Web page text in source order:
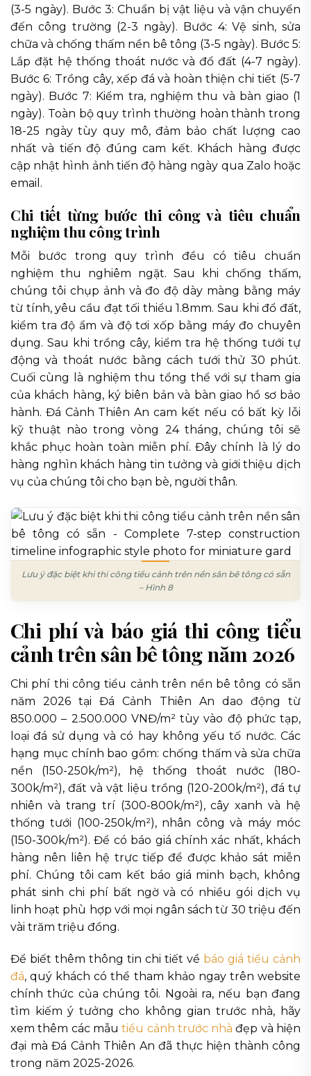
(3-5 ngày). Bước 3: Chuẩn bị vật liệu và vận chuyển
đến công trường (2-3 ngày). Bước 4: Vệ sinh, sửa
chữa và chống thấm nền bê tông (3-5 ngày). Bước 5:
Lắp đặt hệ thống thoát nước và đổ đất (4-7 ngày).
Bước 6: Trồng cây, xếp đá và hoàn thiện chi tiết (5-7
ngày). Bước 7: Kiểm tra, nghiệm thu và bàn giao (1
ngày). Toàn bộ quy trình thường hoàn thành trong
18-25 ngày tùy quy mô, đảm bảo chất lượng cao
nhất và tiến độ đúng cam kết. Khách hàng được
cập nhật hình ảnh tiến độ hàng ngày qua Zalo hoặc
email.
Chi tiết từng bước thi công và tiêu chuẩn
nghiệm thu công trình
Mỗi bước trong quy trình đều có tiêu chuẩn
nghiệm thu nghiêm ngặt. Sau khi chống thấm,
chúng tôi chụp ảnh và đo độ dày màng bằng máy
từ tính, yêu cầu đạt tối thiểu 1.8mm. Sau khi đổ đất,
kiểm tra độ ẩm và độ tơi xốp bằng máy đo chuyên
dụng. Sau khi trồng cây, kiểm tra hệ thống tưới tự
động và thoát nước bằng cách tưới thử 30 phút.
Cuối cùng là nghiệm thu tổng thể với sự tham gia
của khách hàng, ký biên bản và bàn giao hồ sơ bảo
hành. Đá Cảnh Thiên An cam kết nếu có bất kỳ lỗi
kỹ thuật nào trong vòng 24 tháng, chúng tôi sẽ
khắc phục hoàn toàn miễn phí. Đây chính là lý do
hàng nghìn khách hàng tin tưởng và giới thiệu dịch
vụ của chúng tôi cho bạn bè, người thân.
Lưu ý đặc biệt khi thi công tiểu cảnh trên nền sân bê tông có sẵn
– Hình 8
Chi phí và báo giá thi công tiểu
cảnh trên sân bê tông năm 2026
Chi phí thi công tiểu cảnh trên nền bê tông có sẵn
năm 2026 tại Đá Cảnh Thiên An dao động từ
850.000 – 2.500.000 VNĐ/m² tùy vào độ phức tạp,
loại đá sử dụng và có hay không yếu tố nước. Các
hạng mục chính bao gồm: chống thấm và sửa chữa
nền (150-250k/m²), hệ thống thoát nước (180-
300k/m²), đất và vật liệu trồng (120-200k/m²), đá tự
nhiên và trang trí (300-800k/m²), cây xanh và hệ
thống tưới (100-250k/m²), nhân công và máy móc
(150-300k/m²). Để có báo giá chính xác nhất, khách
hàng nên liên hệ trực tiếp để được khảo sát miễn
phí. Chúng tôi cam kết báo giá minh bạch, không
phát sinh chi phí bất ngờ và có nhiều gói dịch vụ
linh hoạt phù hợp với mọi ngân sách từ 30 triệu đến
vài trăm triệu đồng.
Để biết thêm thông tin chi tiết về báo giá tiểu cảnh
đá, quý khách có thể tham khảo ngay trên website
chính thức của chúng tôi. Ngoài ra, nếu bạn đang
tìm kiếm ý tưởng cho không gian trước nhà, hãy
xem thêm các mẫutiểu cảnh trước nhà đẹp và hiện
đại mà Đá Cảnh Thiên An đã thực hiện thành công
trong năm 2025-2026.